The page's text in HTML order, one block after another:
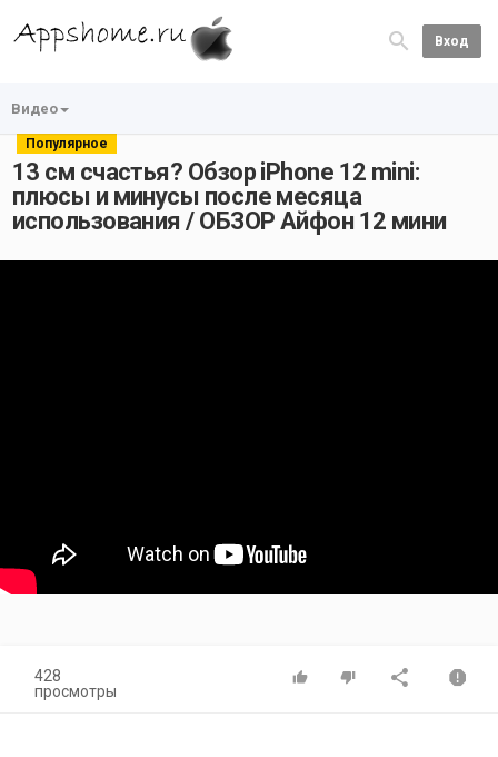
Вход
Видео
Популярное
13 см счастья? Обзор iPhone 12 mini:
плюсы и минусы после месяца
использования / ОБЗОР Айфон 12 мини
428
просмотры